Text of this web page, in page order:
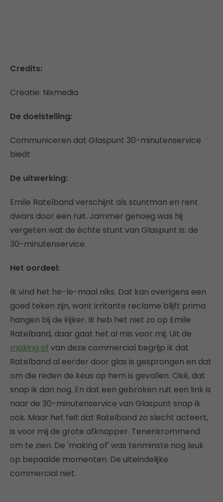
Credits:
Creatie: Nixmedia
De doelstelling:
Communiceren dat Glaspunt 30-minutenservice
biedt
De uitwerking:
Emile Ratelband verschijnt als stuntman en rent
dwars door een ruit. Jammer genoeg was hij
vergeten wat de échte stunt van Glaspunt is: de
30-minutenservice.
Het oordeel:
Ik vind het he-le-maal niks. Dat kan overigens een
goed teken zijn, want irritante reclame blijft prima
hangen bij de kijker. Ik heb het niet zo op Emile
Ratelband, daar gaat het al mis voor mij. Uit de
making of van deze commercial begrijp ik dat
Ratelband al eerder door glas is gesprongen en dat
om die reden de keus op hem is gevallen. Oké, dat
snap ik dan nog. En dat een gebroken ruit een link is
naar de 30-minutenservice van Glaspunt snap ik
ook. Maar het feit dat Ratelband zo slecht acteert,
is voor mij de grote afknapper. Tenenkrommend
om te zien. De 'making of' was tenminste nog leuk
op bepaalde momenten. De uiteindelijke
commercial niet.